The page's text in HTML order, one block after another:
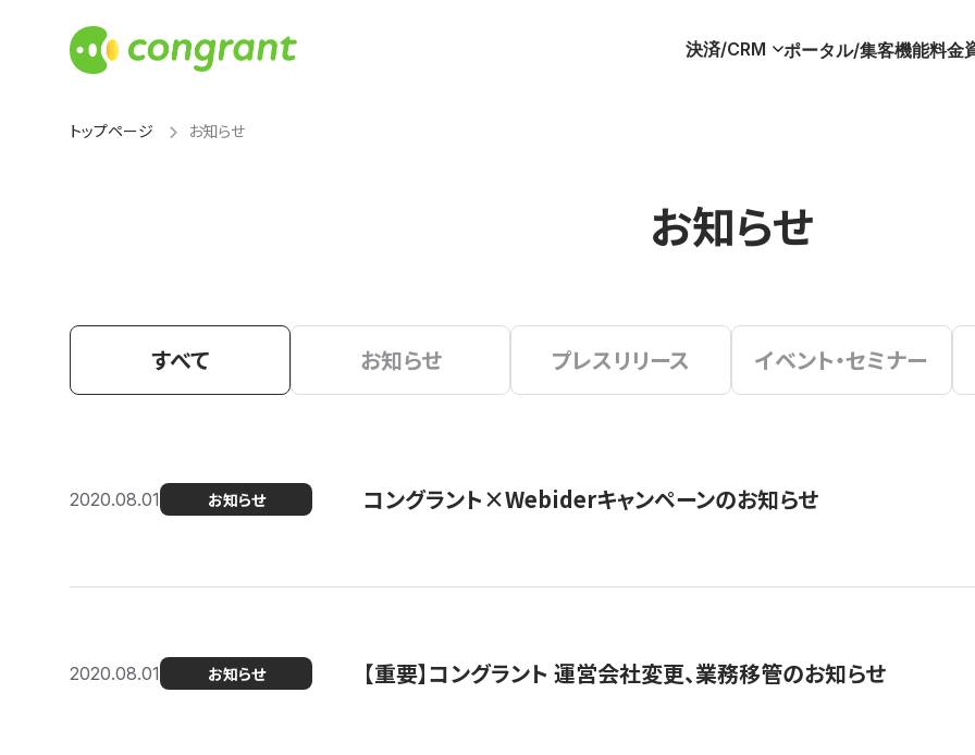
決済/CRM ポータル/集客機能料金
トップページ お知らせ
お知らせ
すべて お知らせ プレスリリース イベント・セミナー
2020.08.01 お知らせ コングラント×Webiderキャンペーンのお知らせ
2020.08.01 お知らせ 【重要】コングラント 運営会社変更、業務移管のお知らせ